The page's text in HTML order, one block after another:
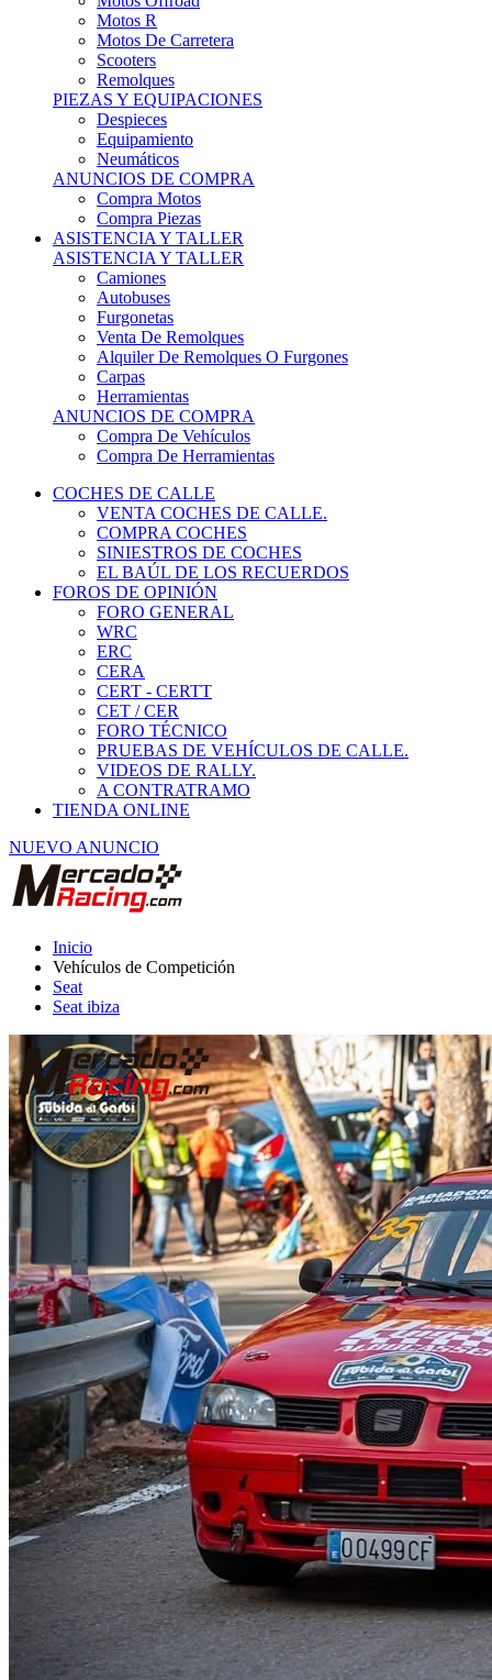
Motos R
Motos De Carretera
Scooters
Remolques
PIEZAS Y EQUIPACIONES
Despieces
Equipamiento
Neumáticos
ANUNCIOS DE COMPRA
Compra Motos
Compra Piezas
ASISTENCIA Y TALLER
ASISTENCIA Y TALLER
Camiones
Autobuses
Furgonetas
Venta De Remolques
Alquiler De Remolques O Furgones
Carpas
Herramientas
ANUNCIOS DE COMPRA
Compra De Vehículos
Compra De Herramientas
COCHES DE CALLE
VENTA COCHES DE CALLE.
COMPRA COCHES
SINIESTROS DE COCHES
EL BAÚL DE LOS RECUERDOS
FOROS DE OPINIÓN
FORO GENERAL
WRC
ERC
CERA
CERT - CERTT
CET / CER
FORO TÉCNICO
PRUEBAS DE VEHÍCULOS DE CALLE.
VIDEOS DE RALLY.
A CONTRATRAMO
TIENDA ONLINE
NUEVO ANUNCIO
Inicio
Vehículos de Competición
Seat
Seat ibiza